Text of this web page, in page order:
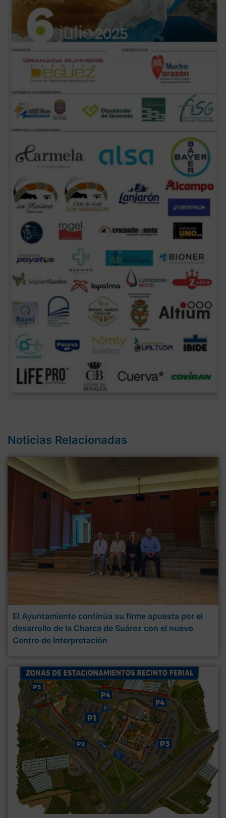
Noticias Relacionadas
El Ayuntamiento continúa su firme apuesta por el
desarrollo de la Charca de Suárez con el nuevo
Centro de Interpretación